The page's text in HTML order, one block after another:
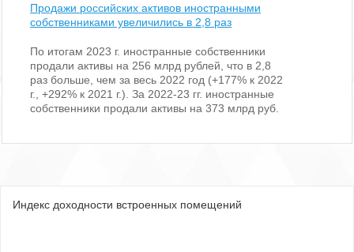
Индекс доходности встроенных помещений
Продажи российских активов иностранными
собственниками увеличились в 2,8 раз
По итогам 2023 г. иностранные собственники
продали активы на 256 млрд рублей, что в 2,8
раз больше, чем за весь 2022 год (+177% к 2022
г., +292% к 2021 г.). За 2022-23 гг. иностранные
собственники продали активы на 373 млрд руб.